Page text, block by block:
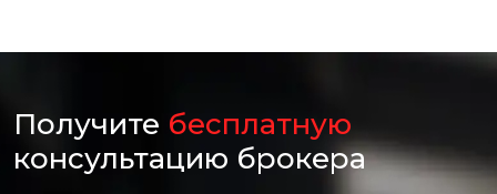
Получите бесплатную
консультацию брокера